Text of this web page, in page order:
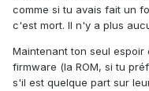
comme si tu avais fait un
c'est mort. Il n'y a plus
Maintenant ton seul
firmware (la ROM, si tu
s'il est quelque part sur